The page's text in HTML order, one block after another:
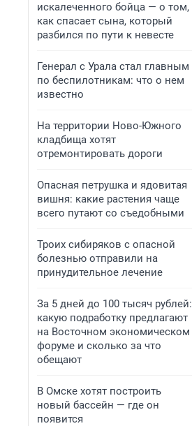
искалеченного бойца — о том,
как спасает сына, который
разбился по пути к невесте
Генерал с Урала стал главным
по беспилотникам: что о нем
известно
На территории Ново-Южного
кладбища хотят
отремонтировать дороги
Опасная петрушка и ядовитая
вишня: какие растения чаще
всего путают со съедобными
Троих сибиряков с опасной
болезнью отправили на
принудительное лечение
За 5 дней до 100 тысяч рублей:
какую подработку предлагают
на Восточном экономическом
форуме и сколько за что
обещают
В Омске хотят построить
новый бассейн — где он
появится